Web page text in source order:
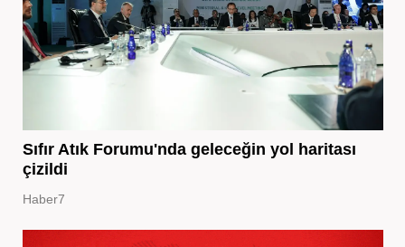
Sıfır Atık Forumu'nda geleceğin yol haritası
çizildi
Haber7